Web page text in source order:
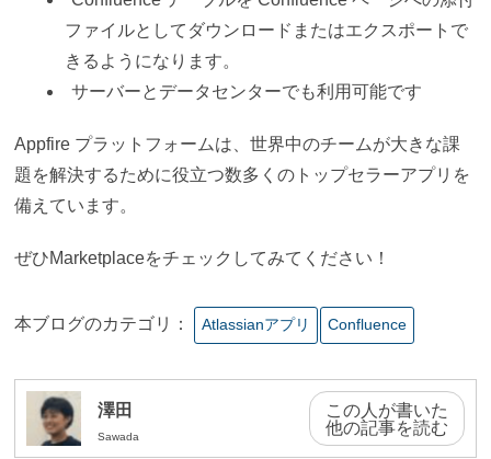
ファイルとしてダウンロードまたはエクスポートで
きるようになります。
サーバーとデータセンターでも利用可能です
Appfire プラットフォームは、世界中のチームが大きな課
題を解決するために役立つ数多くのトップセラーアプリを
備えています。
ぜひMarketplaceをチェックしてみてください！
本ブログのカテゴリ： Atlassianアプリ Confluence
澤田
Sawada
この人が書いた
他の記事を読む